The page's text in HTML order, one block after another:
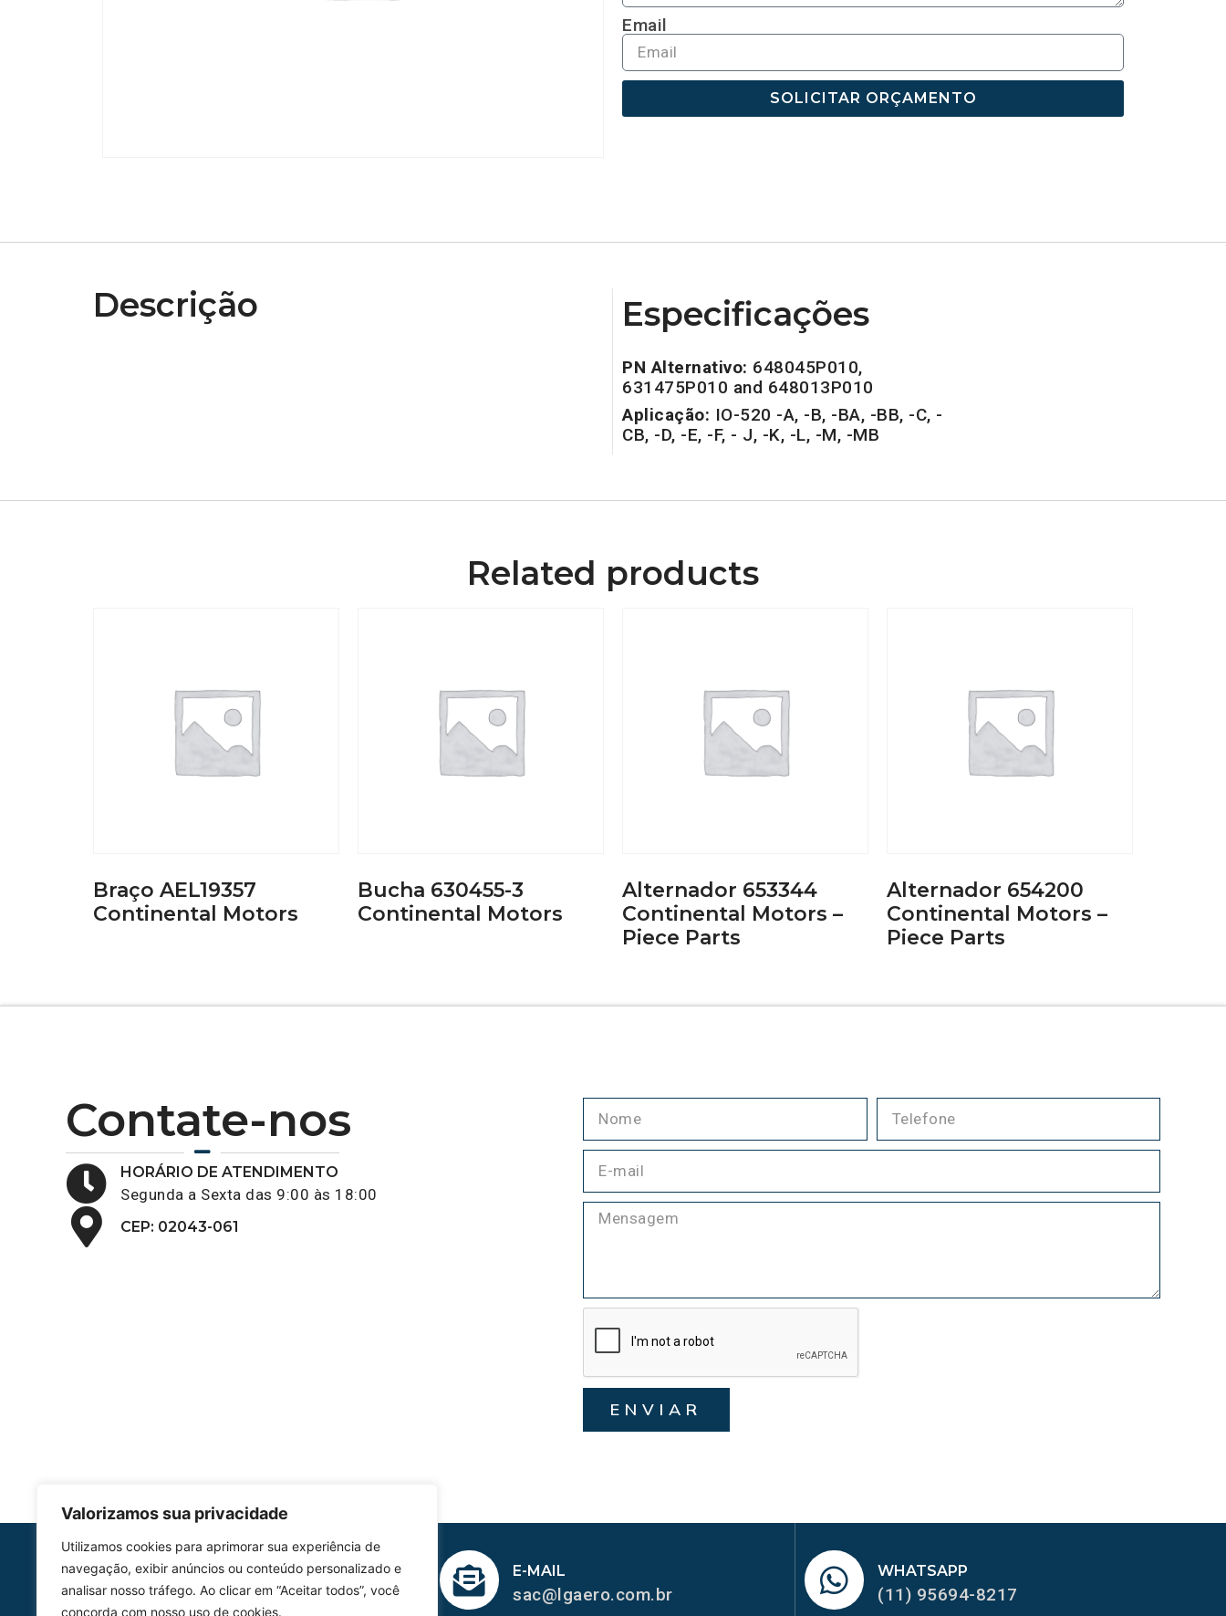
Valorizamos sua privacidade
Utilizamos cookies para aprimorar sua experiência de
navegação, exibir anúncios ou conteúdo personalizado e
analisar nosso tráfego. Ao clicar em “Aceitar todos”, você
concorda com nosso uso de cookies.
Email
SOLICITAR ORÇAMENTO
Descrição Especificações
PN Alternativo: 648045P010,
631475P010 and 648013P010
Aplicação: IO-520 -A, -B, -BA, -BB, -C, -
CB, -D, -E, -F, - J, -K, -L, -M, -MB
Related products
Braço AEL19357
Continental Motors
Bucha 630455-3
Continental Motors
Alternador 653344
Continental Motors –
Piece Parts
Alternador 654200
Continental Motors –
Piece Parts
Contate-nos
HORÁRIO DE ATENDIMENTO
Segunda a Sexta das 9:00 às 18:00
CEP: 02043-061
ENVIAR
HOMOLGAÇÃO
COM 2109-02/ANAC
E-MAIL
sac@lgaero.com.br
WHATSAPP
(11) 95694-8217